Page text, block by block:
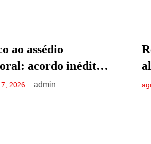
AMAZONAS
Renato Junior firma
aliança com Eduardo
Braga para o Senado
agosto 7, 2026